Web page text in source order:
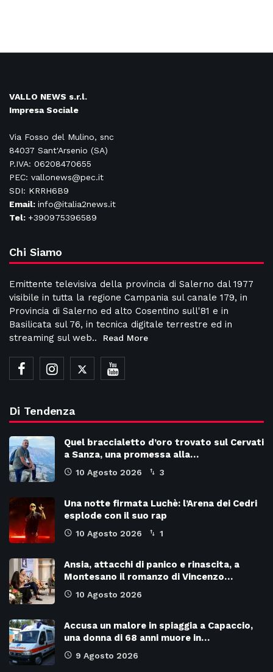
VALLO NEWS s.r.l.
Impresa Sociale
Via Fosso del Mulino, snc
84037 Sant'Arsenio (SA)
P.IVA: 06208470655
PEC: vallonews@pec.it
SDI: KRRH6B9
Email: info@italia2news.it
Tel: +390975396589
Chi Siamo
Emittente televisiva della provincia di Salerno dal 1977
visibile in tutta la regione Campania sul canale 179, in
Provincia di Salerno ed alto Cosentino sull'81 e in
Basilicata sul 76, in tecnica digitale terrestre ed in
streaming sul web..
Read More
Di Tendenza
Quel braccialetto d’oro trovato sul Cervati
a Sanza, una promessa alla…
10 Agosto 2026 3
Una notte firmata Luchè: l’Arena dei Cedri
esplode con il suo rap
10 Agosto 2026 1
Ansia, attacchi di panico e rinascita, a
Montesano il romanzo di Vincenzo…
10 Agosto 2026
Accusa un malore in spiaggia a Capaccio,
una donna di 68 anni muore in…
9 Agosto 2026